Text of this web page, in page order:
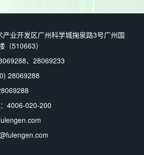
业开发区广州科学城掬泉路3号广州国
（510663）
、28069233
28069288
4006-020-200